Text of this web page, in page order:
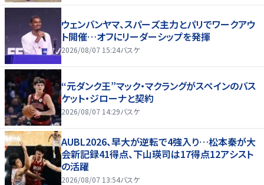
ウェンバンヤマ、スパーズ主力とパリでワークアウ
ト開催…オフにリーダーシップを発揮
2026/08/07 15:24バスケ
“元ダンク王”マック・マクラングがスペインのバス
ケット・ジローナと契約
2026/08/07 14:29バスケ
AUBL2026、早大が逆転で4強入り…松本秦が大
会新記録41得点、下山瑛司は17得点12アシスト
の活躍
2026/08/07 13:54バスケ